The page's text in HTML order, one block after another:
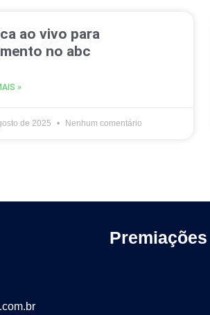
ao vivo para
no abc
»
de 2025 Nenhum comentário
Premiações